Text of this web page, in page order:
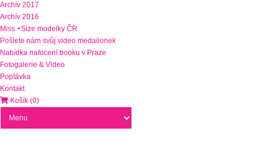
Archív 2017
Archív 2016
Miss +Size modelky ČR
Pošlete nám svůj video medailonek
Nabídka nafocení booku v Praze
Fotogalerie & Video
Poptávka
Kontakt
Košík (0)